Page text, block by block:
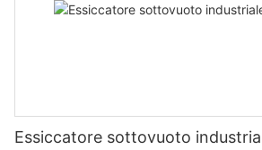
Essiccatore sottovuoto